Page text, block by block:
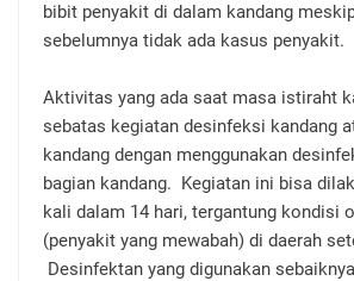
bibit penyakit di dalam kandang
sebelumnya tidak ada kasus penyakit.
Aktivitas yang ada saat masa istiraht
sebatas kegiatan desinfeksi kandang
kandang dengan menggunakan
bagian kandang. Kegiatan ini bisa
kali dalam 14 hari, tergantung kondisi
(penyakit yang mewabah) di daerah
Desinfektan yang digunakan